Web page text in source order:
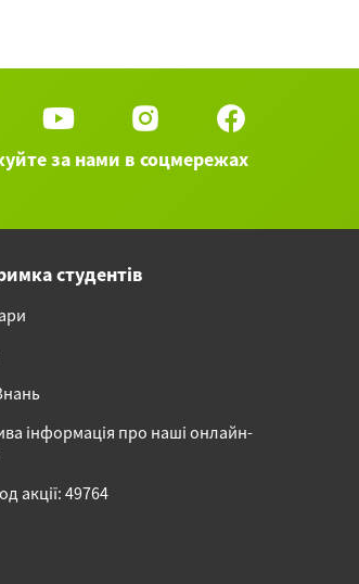
за нами в соцмережах
студентів
інформація про наші онлайн-
акції: 49764